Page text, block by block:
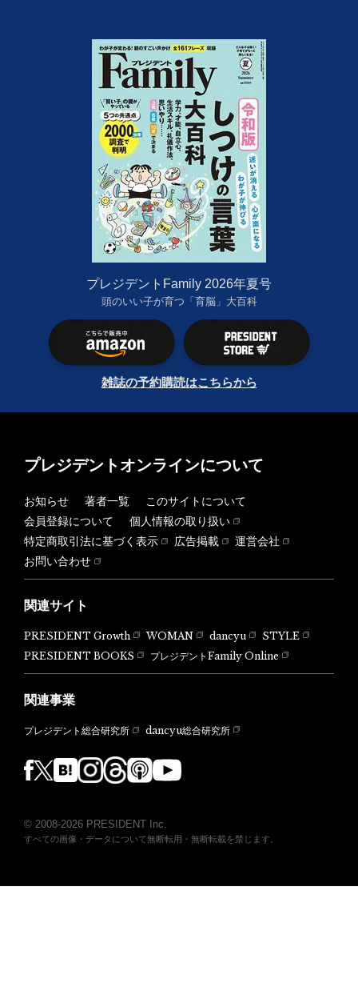
プレジデントFamily 2026年夏号
頭のいい子が育つ「育脳」大百科
雑誌の予約購読はこちらから
プレジデントオンラインについて
お知らせ 著者一覧
このサイトについて
会員登録について
個人情報の取り扱い
特定商取引法に基づく表示
広告掲載
運営会社
お問い合わせ
関連サイト
PRESIDENT Growth WOMAN dancyu
STYLE
PRESIDENT BOOKS
プレジデントFamily Online
関連事業
プレジデント総合研究所 dancyu総合研究所
© 2008-2026 PRESIDENT Inc.
すべての画像・データについて無断転用・無断転載を禁じます。